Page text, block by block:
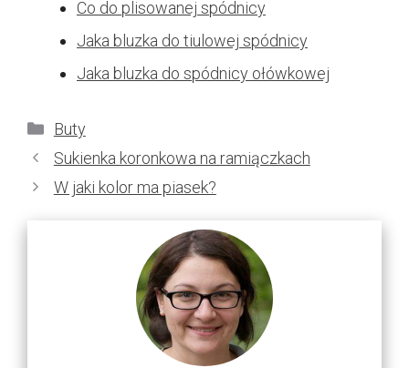
Co do plisowanej spódnicy
Jaka bluzka do tiulowej spódnicy
Jaka bluzka do spódnicy ołówkowej
Kategorie
Buty
Sukienka koronkowa na ramiączkach
W jaki kolor ma piasek?